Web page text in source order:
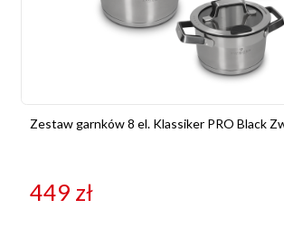
Zestaw garnków 8 el. Klassiker PRO Black
449 zł